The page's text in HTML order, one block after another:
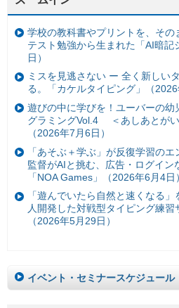
学校の教科書やプリントを、そ
テスト勉強から生まれた「AI暗記
日）
ミスを見逃さない ー 全く新しい
る。「カケルタイピング」（2026
遊びの中に学びを！ユーバーの幼
グラミングVol.4 ＜あしあとがい
（2026年7月6日）
「あそぶ＋学ぶ」が反復学習の
監督がAIと挑む、広告・ログイン
「NOA Games」（2026年6月4日）
「遊んでいたら自然と速くなる
人開発した対戦型タイピング練習
（2026年5月29日）
イベント・セミナースケジュール